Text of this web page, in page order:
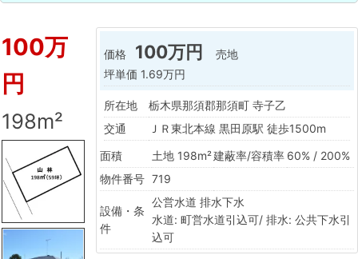
100万
円
198m²
価格 100万円
売地
坪単価 1.69万円
所在地
栃木県那須郡那須町 寺子乙
交通
ＪＲ東北本線 黒田原駅 徒歩1500m
面積
土地 198m²建蔽率/容積率 60% / 200%
物件番号 719
設備・条
件
公営水道 排水下水
水道: 町営水道引込可/ 排水: 公共下水引
込可